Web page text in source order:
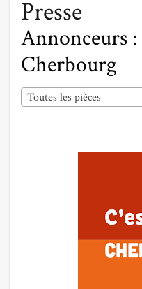
Presse
Annonceurs :
Cherbourg
Toutes les pièces